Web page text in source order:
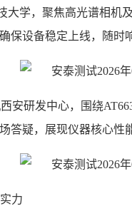
大学，聚焦高光谱相机
保设备稳定上线，随时
安研发中心，围绕
答疑，展现仪器核心性
力